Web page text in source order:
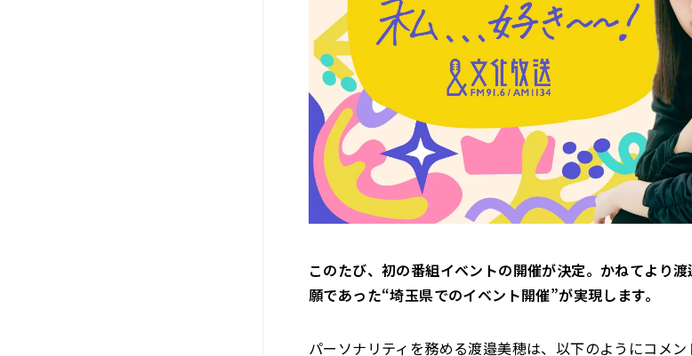
このたび、初の番組イベントの開催が決定。かねてより
願であった“埼玉県でのイベント開催”が実現します。
パーソナリティを務める渡邉美穂は、以下のようにコメン